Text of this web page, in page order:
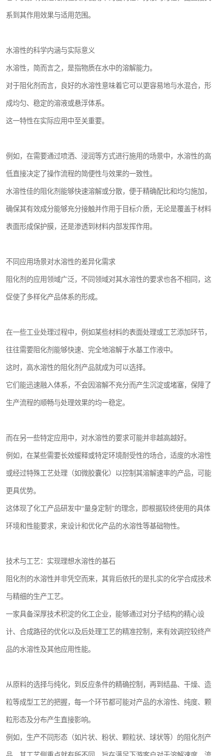
系到其作用效果与适用范围。
水溶性的科学内涵与实际意义
水溶性，简而言之，是指物质在水中的溶解能力。
对于阻化剂而言，良好的水溶性意味着它可以更容易地与水混合，形
成均匀、稳定的溶液或悬浮体系。
这一特性在实际应用中至关重要。
例如，在需要通过喷洒、浸润等方式进行施用的场景中，水溶性的高
低直接决定了操作流程的简便性与效果的一致性。
水溶性佳的阻化剂能够快速溶解或分散，便于精确配比和均匀施加，
确保其有效成分能够充分接触并作用于目标介质，无论是覆盖于材料
表面形成保护膜，还是渗透到材料内部发挥作用。
不同应用场景对水溶性的差异化需求
阻化剂的应用领域广泛，不同领域对其水溶性的要求也各不相同，这
促使了多样化产品体系的形成。
在一些工业处理过程中，例如某些材料的表面处理或工艺添加环节，
往往需要阻化剂能够快速、完全地溶解于水基工作液中。
这时，高水溶性的阻化剂产品就成为可以选择。
它们能迅速融入体系，不会因溶解不充分而产生沉淀或堵塞，保障了
生产流程的顺畅与处理效果的均一稳定。
而在另一些特定应用中，对水溶性的要求可能并非越高越好。
例如，在某些需要长效缓释或特定环境耐受性的场合，适度的水溶性
或经过特殊工艺处理（如微胶囊化）以控制其溶解速率的产品，可能
更具优势。
这体现了化工产品研发中“量身定制”的理念，即根据较终使用的具体
环境和性能要求，来设计和优化产品的水溶性等基础物性。
技术与工艺：实现理想水溶性的基石
阻化剂的水溶性并非凭空而来，其背后依托的是扎实的化学合成技术
与精细的生产工艺。
一家具备深厚技术积淀的化工企业，能够通过对分子结构的精心设
计、合成路径的优化以及后处理工艺的精准控制，来有效调控较终产
品的水溶性及其他应用性能。
从原料的选择与纯化，到反应条件的精确控制，再到结晶、干燥、造
粒等成型工艺的把握，每一个环节都可能对产品的水溶性、纯度、颗
粒形态及分布产生直接影响。
例如，生产不同形态（如片状、粉状、颗粒状、球状等）的阻化剂产